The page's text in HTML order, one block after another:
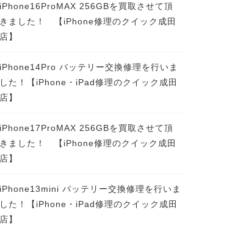
iPhone16ProMAX 256GBを買取させて頂
きました！ 【iPhone修理のクイック成田
店】
iPhone14Pro バッテリー交換修理を行いま
した！【iPhone・iPad修理のクイック成田
店】
iPhone17ProMAX 256GBを買取させて頂
きました！ 【iPhone修理のクイック成田
店】
iPhone13mini バッテリー交換修理を行いま
した！【iPhone・iPad修理のクイック成田
店】